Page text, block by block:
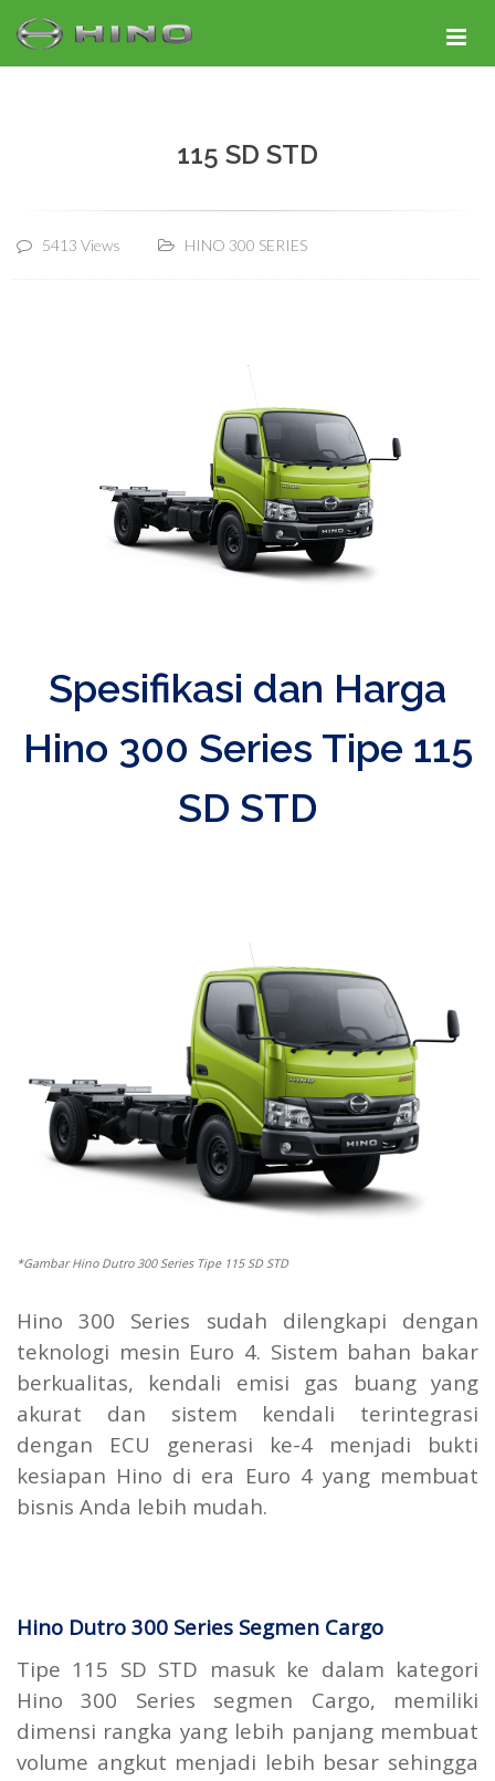
115 SD STD
5413 Views HINO 300 SERIES
Spesifikasi dan Harga
Hino 300 Series Tipe 115
SD STD
*Gambar Hino Dutro 300 Series Tipe 115 SD STD
Hino 300 Series sudah dilengkapi dengan
teknologi mesin Euro 4. Sistem bahan bakar
berkualitas, kendali emisi gas buang yang
akurat dan sistem kendali terintegrasi
dengan ECU generasi ke-4 menjadi bukti
kesiapan Hino di era Euro 4 yang membuat
bisnis Anda lebih mudah.
Hino Dutro 300 Series Segmen Cargo
Tipe 115 SD STD masuk ke dalam kategori
Hino 300 Series segmen Cargo, memiliki
dimensi rangka yang lebih panjang membuat
volume angkut menjadi lebih besar sehingga